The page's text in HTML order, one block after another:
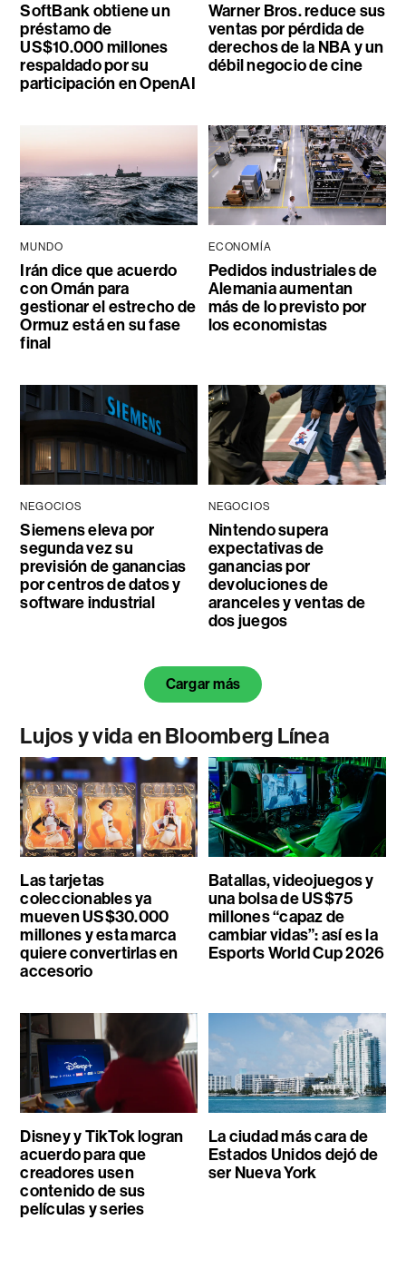
SoftBank obtiene un
préstamo de
US$10.000 millones
respaldado por su
participación en OpenAI
Warner Bros. reduce sus
ventas por pérdida de
derechos de la NBA y un
débil negocio de cine
MUNDO
Irán dice que acuerdo
con Omán para
gestionar el estrecho de
Ormuz está en su fase
final
ECONOMÍA
Pedidos industriales de
Alemania aumentan
más de lo previsto por
los economistas
NEGOCIOS
Siemens eleva por
segunda vez su
previsión de ganancias
por centros de datos y
software industrial
NEGOCIOS
Nintendo supera
expectativas de
ganancias por
devoluciones de
aranceles y ventas de
dos juegos
Cargar más
Lujos y vida en Bloomberg Línea
Las tarjetas
coleccionables ya
mueven US$30.000
millones y esta marca
quiere convertirlas en
accesorio
Batallas, videojuegos y
una bolsa de US$75
millones “capaz de
cambiar vidas”: así es la
Esports World Cup 2026
Disney y TikTok logran
acuerdo para que
creadores usen
contenido de sus
películas y series
La ciudad más cara de
Estados Unidos dejó de
ser Nueva York